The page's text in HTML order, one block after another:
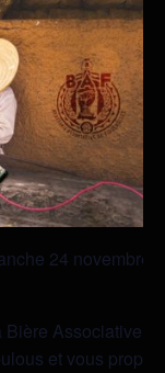
24 novembre
Bière Associative de
et vous